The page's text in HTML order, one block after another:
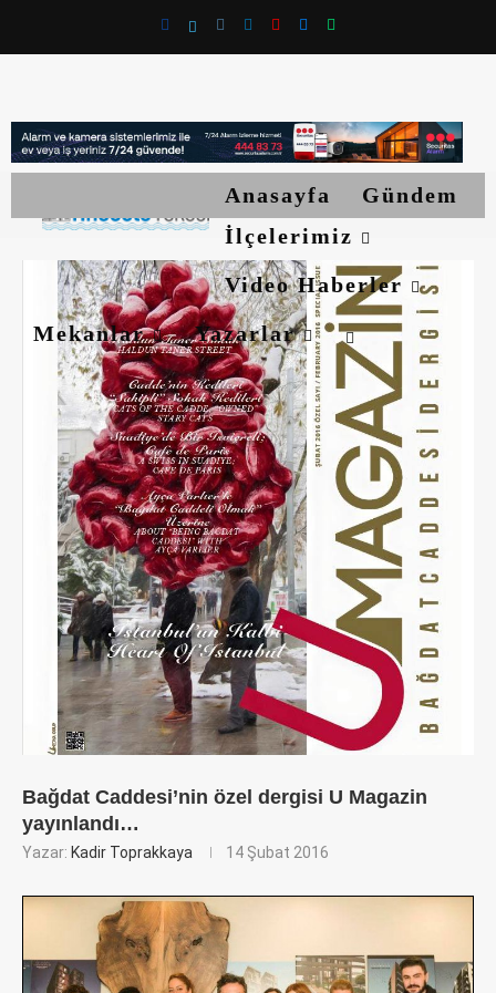
Anasayfa
Gündem
İlçelerimiz
Video Haberler
Mekanlar
Yazarlar
Bağdat Caddesi’nin özel dergisi U Magazin
yayınlandı…
Yazar: Kadir Toprakkaya 14 Şubat 2016